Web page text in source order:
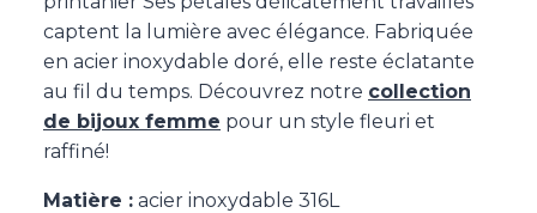
captent la lumière avec élégance. Fabriquée
en acier inoxydable doré, elle reste éclatante
au fil du temps. Découvrez notre collection
de bijoux femme pour un style fleuri et
raffiné!
Matière : acier inoxydable 316L